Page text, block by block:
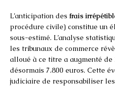
L’anticipation des frais
procédure civile) constitue un
sous-estimé. L’analyse
les tribunaux de commerce
alloué à ce titre a augmenté de
désormais 7.800 euros. Cette
judiciaire de responsabiliser